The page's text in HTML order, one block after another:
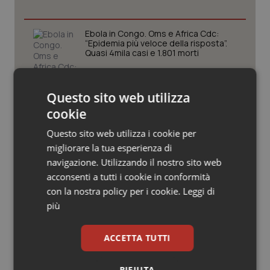
Veneto
Oncoematologia
Oncologia & Nutrizione
Psoriasi & pelle
Quotidiano Cardiologia
Quotidiano Chirurgia
Quotidiano Oncologia
Quotidiano Pediatria
Rene & patologie urogenitali
Ebola in Congo. Oms e Africa Cdc:
“Epidemia più veloce della risposta”.
Quasi 4mila casi e 1.801 morti
West Nile. D’Alterio (Rete IZS):
“Sorveglianza e dati scientifici, senza
allarmismi. Sistema italiano
preparato”
La spesa farmaceutica sale a 39,3
miliardi (+6%). Prosegue il boom dei
farmaci per diabete e obesità e cala
uso antibiotici. Ecco il Rapporto
OsMed 2025
dopo le richieste delle Regioni. Dalla
revisione del prontuario alla
governance, ecco le novità
Questo sito web utilizza
cookie
Questo sito web utilizza i cookie per
migliorare la tua esperienza di
navigazione. Utilizzando il nostro sito web
acconsenti a tutti i cookie in conformità
con la nostra policy per i cookie. Leggi di
più
ACCETTA TUTTI